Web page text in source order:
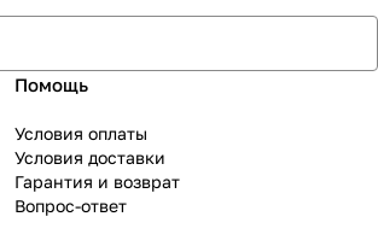
Помощь
Условия оплаты
Условия доставки
Гарантия и возврат
Вопрос-ответ